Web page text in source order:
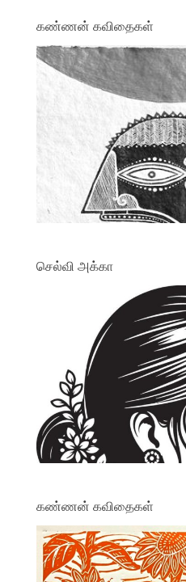
கண்ணன் கவிதைகள்
செல்வி அக்கா
கண்ணன் கவிதைகள்